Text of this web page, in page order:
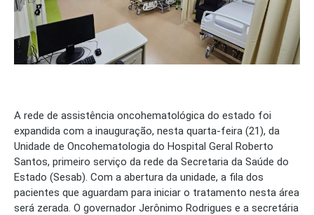
A rede de assistência oncohematológica do estado foi
expandida com a inauguração, nesta quarta-feira (21), da
Unidade de Oncohematologia do Hospital Geral Roberto
Santos, primeiro serviço da rede da Secretaria da Saúde do
Estado (Sesab). Com a abertura da unidade, a fila dos
pacientes que aguardam para iniciar o tratamento nesta área
será zerada. O governador Jerônimo Rodrigues e a secretária